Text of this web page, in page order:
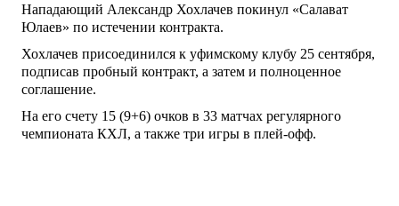
Нападающий Александр Хохлачев покинул «Салават
Юлаев» по истечении контракта.
Хохлачев присоединился к уфимскому клубу 25 сентября,
подписав пробный контракт, а затем и полноценное
соглашение.
На его счету 15 (9+6) очков в 33 матчах регулярного
чемпионата КХЛ, а также три игры в плей-офф.